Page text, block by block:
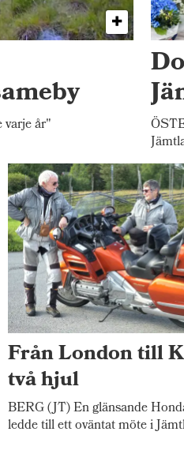
år"
Från London till
två hjul
BERG (JT) En glänsande
ledde till ett oväntat möte i